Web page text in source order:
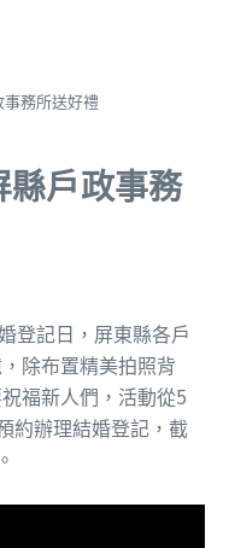
務所送好禮
縣戶政事務
登記日，屏東縣各戶
除布置精美拍照背
福新人們，活動從5
約辦理結婚登記，截